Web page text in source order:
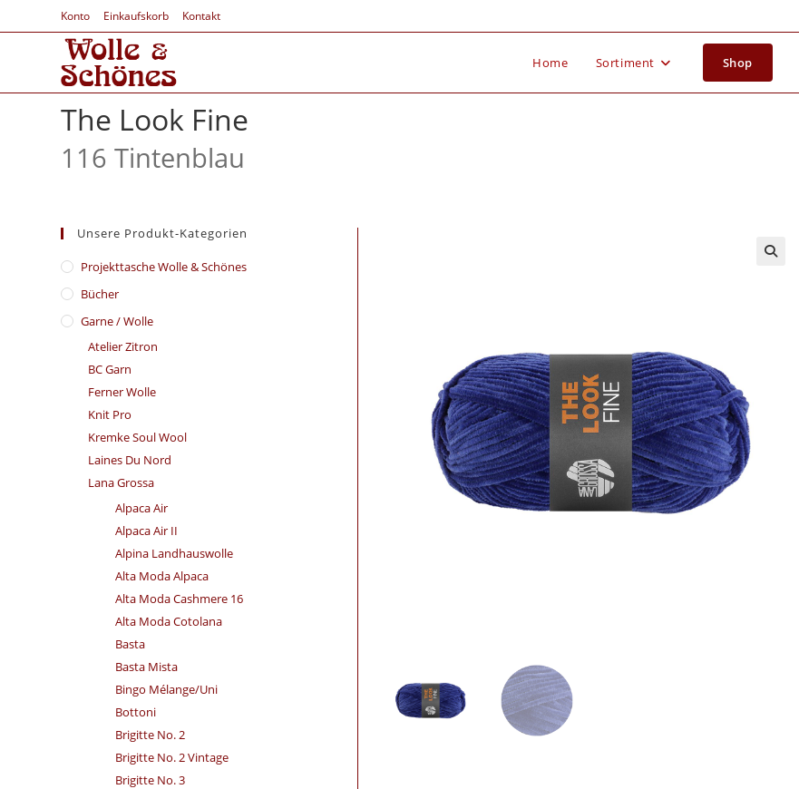
Konto Einkaufskorb Kontakt
Home Sortiment Shop
The Look Fine
116 Tintenblau
Unsere Produkt-Kategorien
​Projekttasche Wolle & Schönes
Bücher
Garne / Wolle
Atelier Zitron
BC Garn
Ferner Wolle
Knit Pro
Kremke Soul Wool
Laines Du Nord
Lana Grossa
Alpaca Air
Alpaca Air II
Alpina Landhauswolle
Alta Moda Alpaca
Alta Moda Cashmere 16
Alta Moda Cotolana
Basta
Basta Mista
Bingo Mélange/​Uni
Bottoni
Brigitte No. 2
Brigitte No. 2 Vintage
Brigitte No. 3